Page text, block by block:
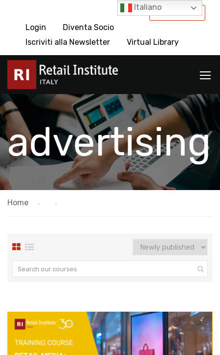
International
Login
Diventa Socio
Iscriviti alla Newsletter
Virtual Library
advertising
Home
Italiano